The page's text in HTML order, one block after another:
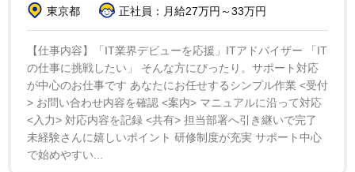
（佐藤）
「私は大学まで女性として生活し、社会人になること
を機に男性に移行しようと決めていたのですが、就職面
接を女性として受け、就職する際に男性になっていると
混乱を生んでしまうと思い、面接の際にカミングアウト
しました。人事の方に個別面談をしていただき、私から
要望をお伝えし、会社としても何ができて、何ができな
東京都
正社員：月給27万円～33万円
【仕事内容】「IT業界デビューを応援」ITアドバイザー 「IT
の仕事に挑戦したい」 そんな方にぴったり。サポート対応
が中心のお仕事です あなたにお任せするシンプル作業 <受付
> お問い合わせ内容を確認 <案内> マニュアルに沿って対応
<入力> 対応内容を記録 <共有> 担当部署へ引き継いで完了
未経験さんに嬉しいポイント 研修制度が充実 サポート中心
で始めやすい...